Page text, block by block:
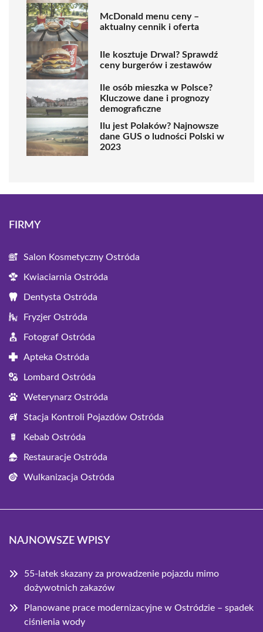
McDonald menu ceny –
aktualny cennik i oferta
Ile kosztuje Drwal? Sprawdź
ceny burgerów i zestawów
Ile osób mieszka w Polsce?
Kluczowe dane i prognozy
demograficzne
Ilu jest Polaków? Najnowsze
dane GUS o ludności Polski w
2023
FIRMY
Salon Kosmetyczny Ostróda
Kwiaciarnia Ostróda
Dentysta Ostróda
Fryzjer Ostróda
Fotograf Ostróda
Apteka Ostróda
Lombard Ostróda
Weterynarz Ostróda
Stacja Kontroli Pojazdów Ostróda
Kebab Ostróda
Restauracje Ostróda
Wulkanizacja Ostróda
NAJNOWSZE WPISY
55-latek skazany za prowadzenie pojazdu mimo
dożywotnich zakazów
Planowane prace modernizacyjne w Ostródzie – spadek
ciśnienia wody